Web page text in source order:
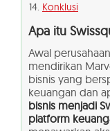
Konklusi
Apa itu
Awal
mendirikan
bisnis yang
keuangan dan
bisnis menjadi
platform